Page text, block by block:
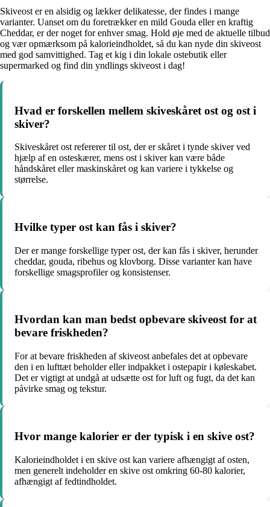
Skiveost er en alsidig og lækker delikatesse, der findes i mange
varianter. Uanset om du foretrækker en mild Gouda eller en kraftig
Cheddar, er der noget for enhver smag. Hold øje med de aktuelle tilbud
og vær opmærksom på kalorieindholdet, så du kan nyde din skiveost
med god samvittighed. Tag et kig i din lokale ostebutik eller
supermarked og find din yndlings skiveost i dag!
Hvad er forskellen mellem skiveskåret ost og ost i
skiver?
Skiveskåret ost refererer til ost, der er skåret i tynde skiver ved
hjælp af en osteskærer, mens ost i skiver kan være både
håndskåret eller maskinskåret og kan variere i tykkelse og
størrelse.
Hvilke typer ost kan fås i skiver?
Der er mange forskellige typer ost, der kan fås i skiver, herunder
cheddar, gouda, ribehus og klovborg. Disse varianter kan have
forskellige smagsprofiler og konsistenser.
Hvordan kan man bedst opbevare skiveost for at
bevare friskheden?
For at bevare friskheden af skiveost anbefales det at opbevare
den i en lufttæt beholder eller indpakket i ostepapir i køleskabet.
Det er vigtigt at undgå at udsætte ost for luft og fugt, da det kan
påvirke smag og tekstur.
Hvor mange kalorier er der typisk i en skive ost?
Kalorieindholdet i en skive ost kan variere afhængigt af osten,
men generelt indeholder en skive ost omkring 60-80 kalorier,
afhængigt af fedtindholdet.